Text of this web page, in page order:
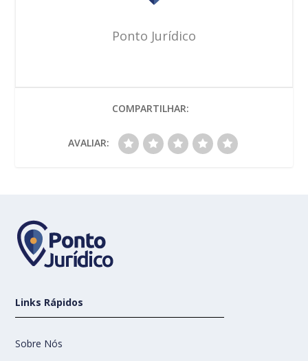
Ponto Jurídico
COMPARTILHAR:
AVALIAR:
Links Rápidos
Sobre Nós